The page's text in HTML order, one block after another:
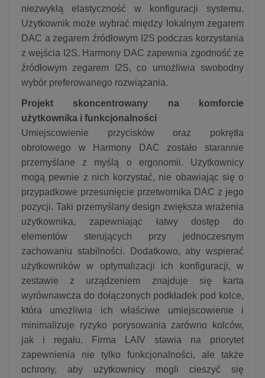
niezwykłą elastyczność w konfiguracji systemu.
Użytkownik może wybrać między lokalnym zegarem
DAC a zegarem źródłowym I2S podczas korzystania
z wejścia I2S. Harmony DAC zapewnia zgodność ze
źródłowym zegarem I2S, co umożliwia swobodny
wybór preferowanego rozwiązania.
Projekt skoncentrowany na komforcie
użytkownika i funkcjonalności
Umiejscowienie przycisków oraz pokrętła
obrotowego w Harmony DAC zostało starannie
przemyślane z myślą o ergonomii. Użytkownicy
mogą pewnie z nich korzystać, nie obawiając się o
przypadkowe przesunięcie przetwornika DAC z jego
pozycji. Taki przemyślany design zwiększa wrażenia
użytkownika, zapewniając łatwy dostęp do
elementów sterujących przy jednoczesnym
zachowaniu stabilności. Dodatkowo, aby wspierać
użytkowników w optymalizacji ich konfiguracji, w
zestawie z urządzeniem znajduje się karta
wyrównawcza do dołączonych podkładek pod kolce,
która umożliwia ich właściwe umiejscowienie i
minimalizuje ryzyko porysowania zarówno kolców,
jak i regału. Firma LAIV stawia na priorytet
zapewnienia nie tylko funkcjonalności, ale także
ochrony, aby użytkownicy mogli cieszyć się